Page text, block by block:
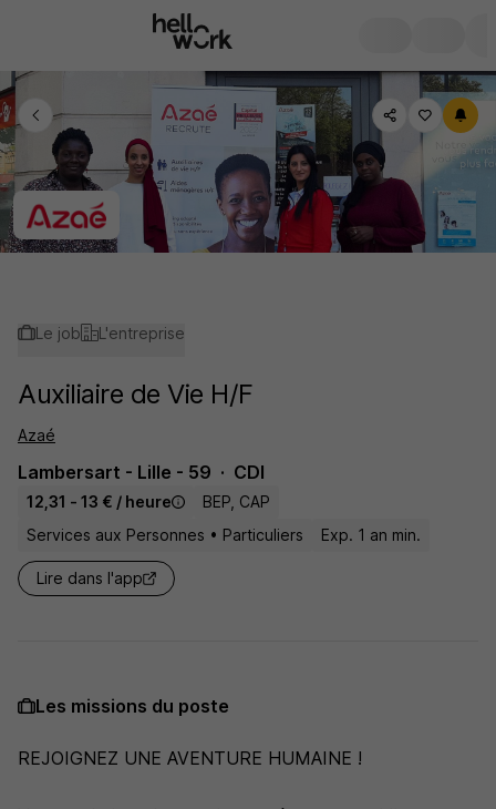
Le job L'entreprise
Auxiliaire de Vie H/F
Azaé
Lambersart - Lille - 59 CDI
12,31 - 13 € / heure
BEP, CAP
Services aux Personnes • Particuliers
Exp. 1 an min.
Lire dans l'app
Les missions du poste
REJOIGNEZ UNE AVENTURE HUMAINE !